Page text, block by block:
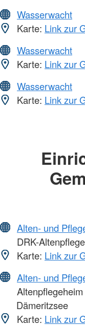
Wasserwacht
Karte: Link zur
Wasserwacht
Karte: Link zur
Wasserwacht
Karte: Link zur
Alten- und
DRK-
Karte: Link zur
Alten- und
Dämeritzsee
Karte: Link zur